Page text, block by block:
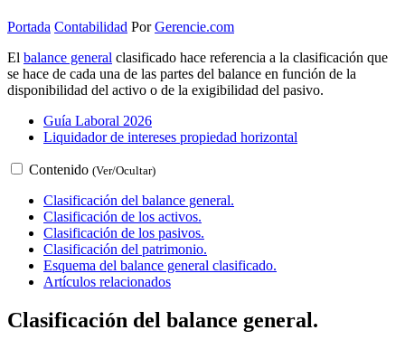
Portada Contabilidad PorGerencie.com
El balance general clasificado hace referencia a la clasificación que
se hace de cada una de las partes del balance en función de la
disponibilidad del activo o de la exigibilidad del pasivo.
Guía Laboral 2026
Liquidador de intereses propiedad horizontal
Contenido (Ver/Ocultar)
Clasificación del balance general.
Clasificación de los activos.
Clasificación de los pasivos.
Clasificación del patrimonio.
Esquema del balance general clasificado.
Artículos relacionados
Clasificación del balance general.